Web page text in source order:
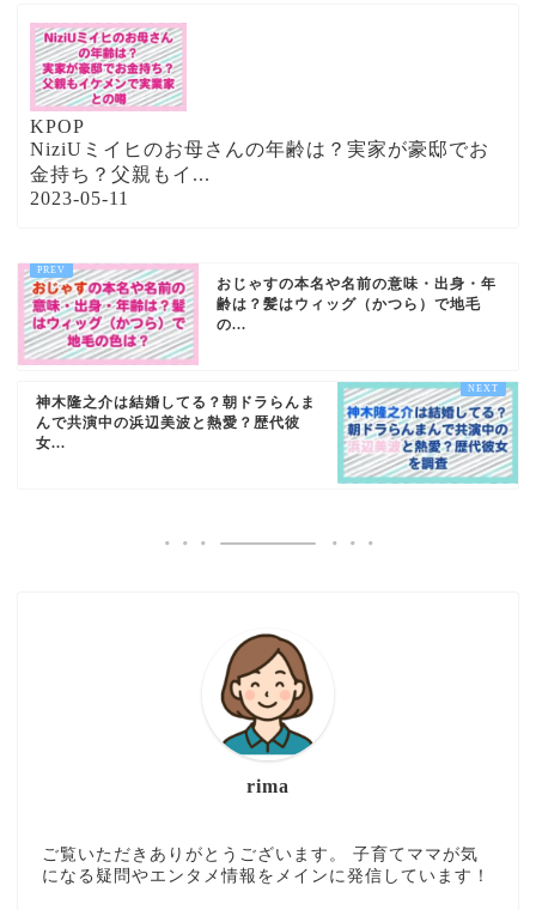
KPOP
NiziUミイヒのお母さんの年齢は？実家が豪邸でお
金持ち？父親もイ...
2023-05-11
おじゃすの本名や名前の意味・出身・年
齢は？髪はウィッグ（かつら）で地毛
の...
神木隆之介は結婚してる？朝ドラらんま
んで共演中の浜辺美波と熱愛？歴代彼
女...
rima
ご覧いただきありがとうございます。 子育てママが気
になる疑問やエンタメ情報をメインに発信しています！